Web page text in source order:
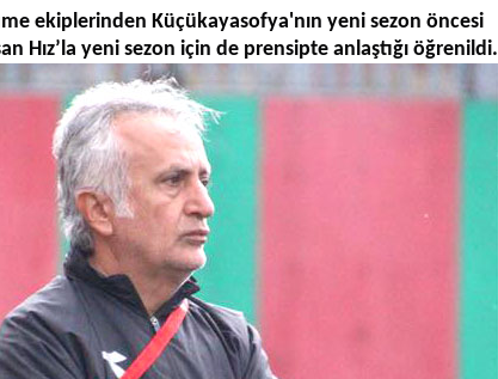
ekiplerinden Küçükayasofya'nın yeni sezon öncesi
Hız’la yeni sezon için de prensipte anlaştığı öğrenildi.